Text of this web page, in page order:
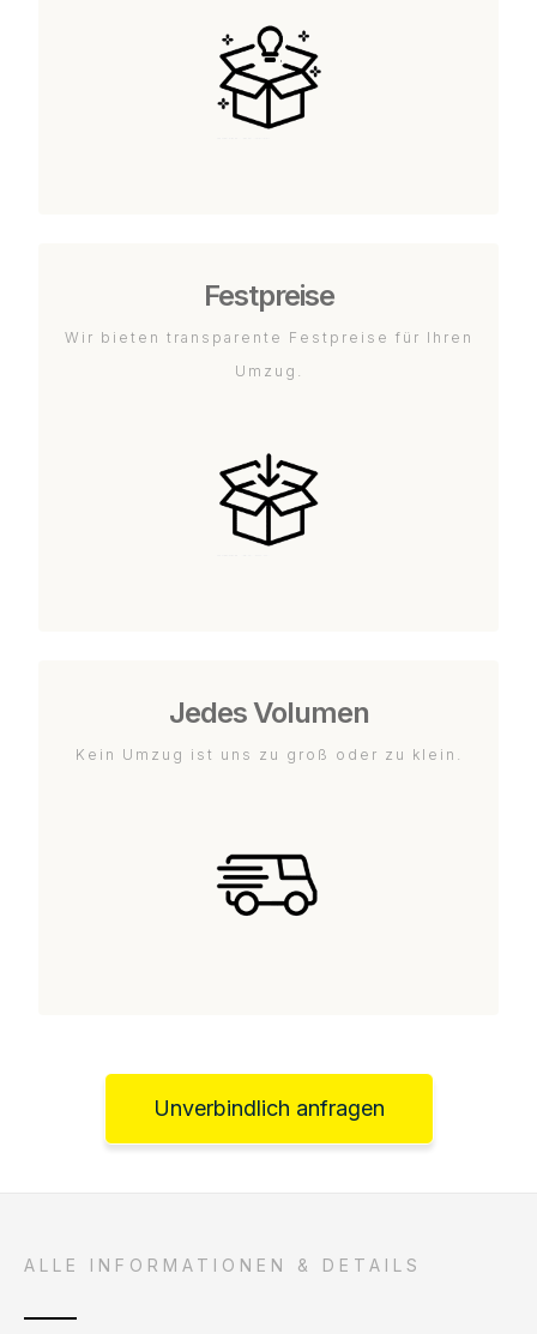
Festpreise
Wir bieten transparente Festpreise für Ihren
Umzug.
Jedes Volumen
Kein Umzug ist uns zu groß oder zu klein.
Unverbindlich anfragen
ALLE INFORMATIONEN & DETAILS